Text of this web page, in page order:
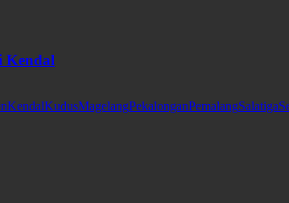
Kendal
KendalKudusMagelangPekalonganPemalangSalatiga